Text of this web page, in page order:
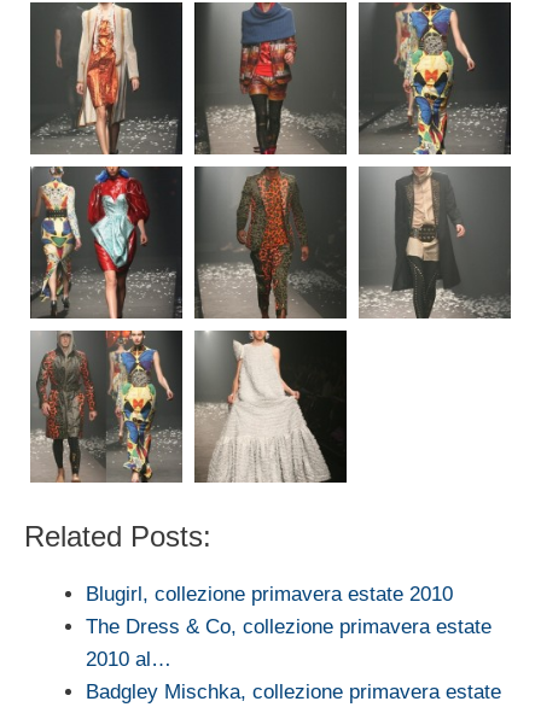
Related Posts:
Blugirl, collezione primavera estate 2010
The Dress & Co, collezione primavera estate
2010 al…
Badgley Mischka, collezione primavera estate